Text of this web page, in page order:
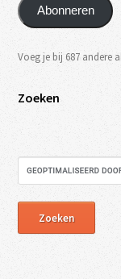
Abonneren
Voeg je bij 687 andere
Zoeken